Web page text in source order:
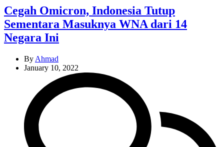
Cegah Omicron, Indonesia Tutup
Sementara Masuknya WNA dari 14
Negara Ini
By Ahmad
January 10, 2022